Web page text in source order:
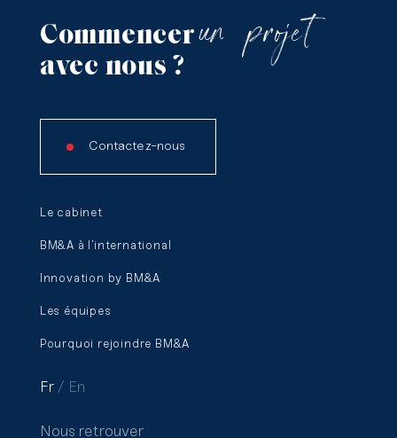
Commencer un projet
avec nous ?
Contactez-nous
Le cabinet
BM&A à l’international
Innovation by BM&A
Les équipes
Pourquoi rejoindre BM&A
Fr En
Nous retrouver